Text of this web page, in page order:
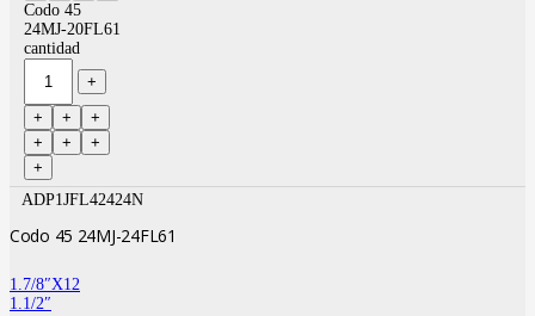
Codo 45
24MJ-20FL61
cantidad
ADP1JFL42424N
Codo 45 24MJ-24FL61
1.7/8″X12
1.1/2″